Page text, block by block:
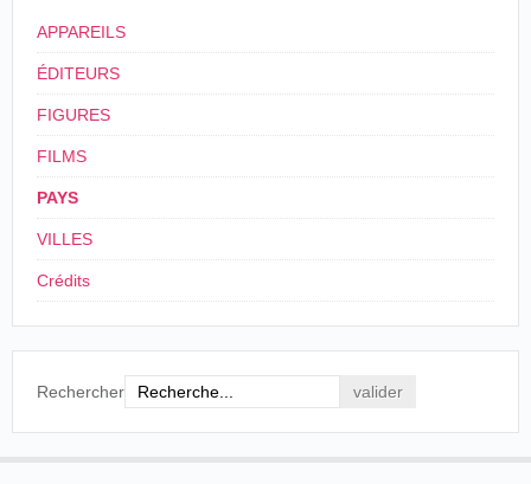
APPAREILS
ÉDITEURS
FIGURES
FILMS
PAYS
VILLES
Crédits
Rechercher